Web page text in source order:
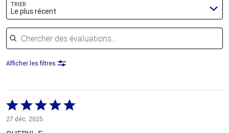
TRIER
Le plus récent
Chercher des évaluations
Afficher les filtres
Coté
5 sur
5
27 déc. 2025